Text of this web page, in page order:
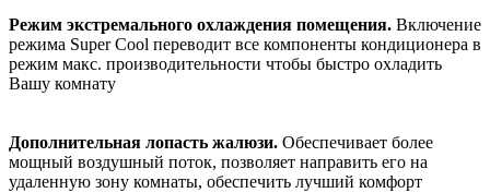
Режим экстремального охлаждения помещения. Включение
режима Super Cool переводит все компоненты кондиционера в
режим макс. производительности чтобы быстро охладить
Вашу комнату
Дополнительная лопасть жалюзи. Обеспечивает более
мощный воздушный поток, позволяет направить его на
удаленную зону комнаты, обеспечить лучший комфорт